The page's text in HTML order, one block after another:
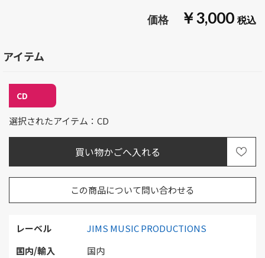
￥3,000
レーベル
JIMS MUSIC PRODUCTIONS
国内/輸入
国内
アイテム
CD
選択されたアイテム：CD
この商品について問い合わせる